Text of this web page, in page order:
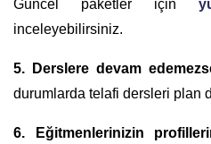
Güncel paketler için
inceleyebilirsiniz.
5. Derslere devam
durumlarda telafi dersleri plan
6. Eğitmenlerinizin